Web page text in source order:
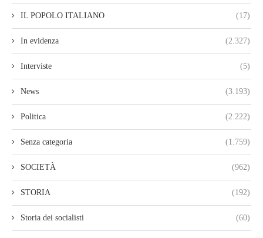
IL POPOLO ITALIANO (17)
In evidenza (2.327)
Interviste (5)
News (3.193)
Politica (2.222)
Senza categoria (1.759)
SOCIETÀ (962)
STORIA (192)
Storia dei socialisti (60)